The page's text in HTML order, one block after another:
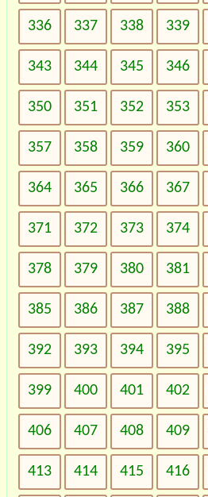
336 337 338 339
343 344 345 346
350 351 352 353
357 358 359 360
364 365 366 367
371 372 373 374
378 379 380 381
385 386 387 388
392 393 394 395
399 400 401 402
406 407 408 409
413 414 415 416